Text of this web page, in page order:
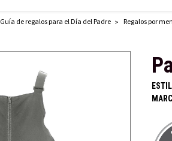
Guía de regalos para el Día del Padre Regalos por